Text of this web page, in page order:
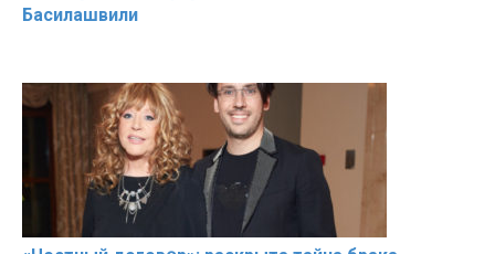
Басилaшвили